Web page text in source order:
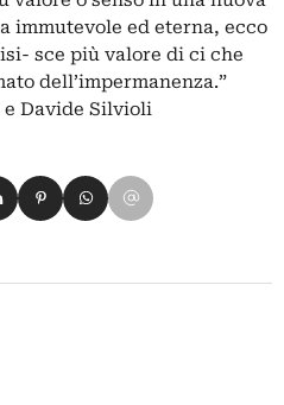
immutevole ed eterna, ecco
sce più valore di ci che
dell’impermanenza.”
Davide Silvioli
su Xsu LinkedIn
Condividi su Pinterest
Condividi su WhatsApp
Condividi su Email